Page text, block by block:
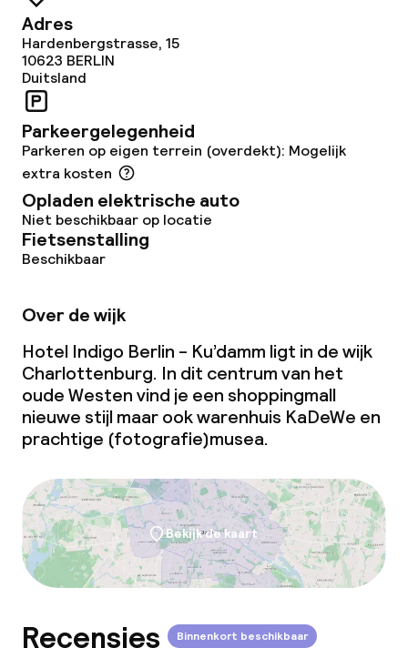
Schoonmaakvoorzieningen
Wasservice
Zakelijke faciliteiten
Conferentieruimte
Vergaderruimte
Beleid
Overal rookvrij
Adres
Hardenbergstrasse, 15
10623 BERLIN
Duitsland
Parkeergelegenheid
Parkeren op eigen terrein (overdekt): Mogelijk
extra kosten
Opladen elektrische auto
Niet beschikbaar op locatie
Fietsenstalling
Beschikbaar
Over de wijk
Hotel Indigo Berlin - Ku’damm ligt in de wijk
Charlottenburg. In dit centrum van het
oude Westen vind je een shoppingmall
nieuwe stijl maar ook warenhuis KaDeWe en
prachtige (fotografie)musea.
Bekijk de kaart
Recensies Binnenkort beschikbaar